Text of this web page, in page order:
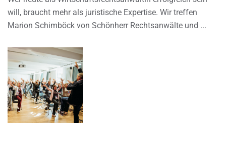
will, braucht mehr als juristische Expertise. Wir treffen
Marion Schimböck von Schönherr Rechtsanwälte und